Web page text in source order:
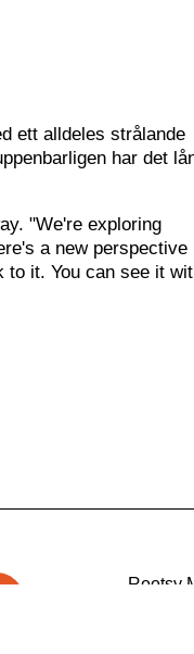
ett alldeles strålande
har det
"We're exploring
a new perspective
to it. You can see it
Rootsy